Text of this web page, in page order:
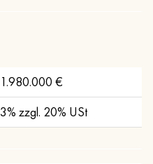
1.980.000 €
3% zzgl. 20% USt